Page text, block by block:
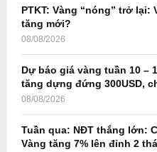
PTKT: Vàng “nóng” trở lại:
tăng mới?
08/08/2026
Dự báo giá vàng tuần 10 –
tăng dựng đứng 300USD,
08/08/2026
Tuần qua: NĐT thắng lớn:
Vàng tăng 7% lên đỉnh 2